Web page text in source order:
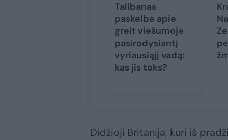
Talibanas
paskelbė apie
greit viešumoje
pasirodysiantį
vyriausiąjį vadą:
kas jis toks?
Didžioji Britanija, kuri iš